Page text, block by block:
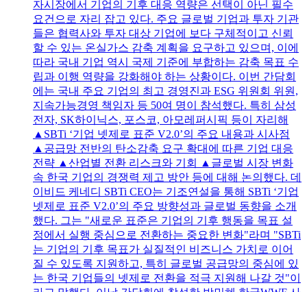
자시장에서 기업의 기후 대응 역량은 선택이 아닌 필수
요건으로 자리 잡고 있다. 주요 글로벌 기업과 투자 기관
들은 협력사와 투자 대상 기업에 보다 구체적이고 신뢰
할 수 있는 온실가스 감축 계획을 요구하고 있으며, 이에
따라 국내 기업 역시 국제 기준에 부합하는 감축 목표 수
립과 이행 역량을 강화해야 하는 상황이다. 이번 간담회
에는 국내 주요 기업의 최고 경영진과 ESG 위원회 위원,
지속가능경영 책임자 등 50여 명이 참석했다. 특히 삼성
전자, SK하이닉스, 포스코, 아모레퍼시픽 등이 자리해
▲SBTi ‘기업 넷제로 표준 V2.0’의 주요 내용과 시사점
▲공급망 전반의 탄소감축 요구 확대에 따른 기업 대응
전략 ▲산업별 전환 리스크와 기회 ▲글로벌 시장 변화
속 한국 기업의 경쟁력 제고 방안 등에 대해 논의했다. 데
이비드 케네디 SBTi CEO는 기조연설을 통해 SBTi ‘기업
넷제로 표준 V2.0’의 주요 방향성과 글로벌 동향을 소개
했다. 그는 "새로운 표준은 기업의 기후 행동을 목표 설
정에서 실행 중심으로 전환하는 중요한 변화"라며 "SBTi
는 기업의 기후 목표가 실질적인 비즈니스 가치로 이어
질 수 있도록 지원하고, 특히 글로벌 공급망의 중심에 있
는 한국 기업들의 넷제로 전환을 적극 지원해 나갈 것"이